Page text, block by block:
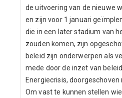
de uitvoering van de nieuwe
en zijn voor 1 januari
die in een later stadium van
zouden komen, zijn
beleid zijn onderwerpen als
mede door de inzet van
Energiecrisis, doorgeschoven
Om vast te kunnen stellen